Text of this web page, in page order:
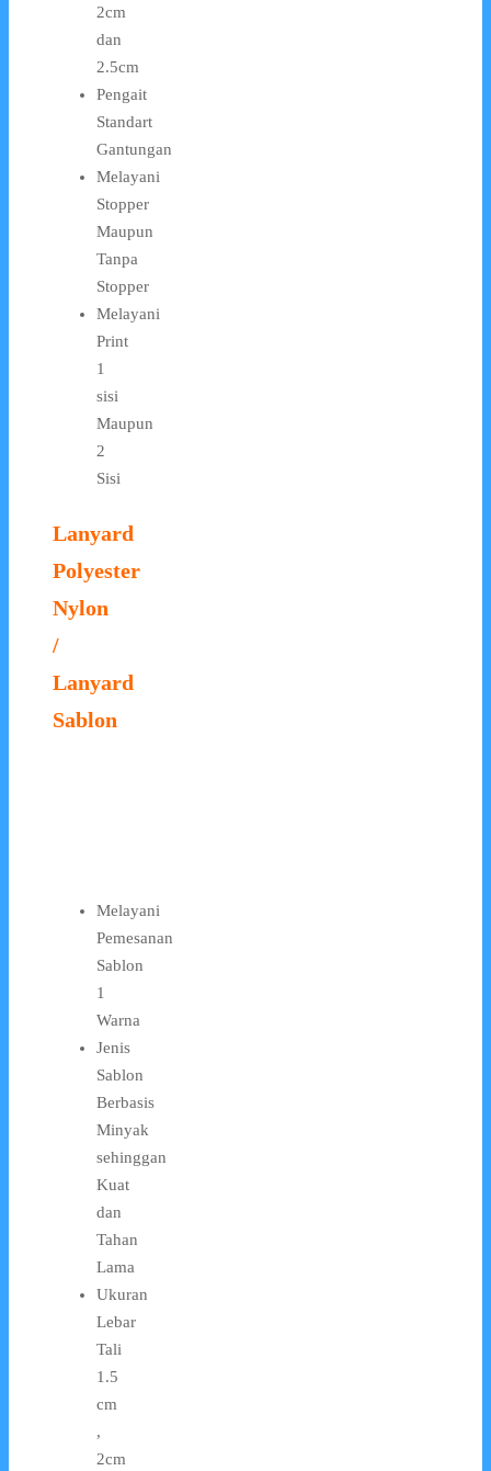
2cm
dan
2.5cm
Pengait
Standart
Gantungan
Melayani
Stopper
Maupun
Tanpa
Stopper
Melayani
Print
1
sisi
Maupun
2
Sisi
Lanyard
Polyester
Nylon
/
Lanyard
Sablon
Melayani
Pemesanan
Sablon
1
Warna
Jenis
Sablon
Berbasis
Minyak
sehinggan
Kuat
dan
Tahan
Lama
Ukuran
Lebar
Tali
1.5
cm
,
2cm